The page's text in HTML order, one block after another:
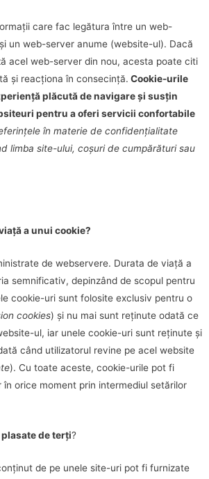
care fac legătura între un web-
un web-server anume (website-ul). Dacă
acel web-server din nou, acesta poate citi
și reacționa în consecință. Cookie-urile
plăcută de navigare și susțin
pentru a oferi servicii confortabile
în materie de confidențialitate
limba site-ului, coșuri de cumpărături sau
a unui cookie?
de webservere. Durata de viață a
semnificativ, depinzând de scopul pentru
cookie-uri sunt folosite exclusiv pentru o
cookies) și nu mai sunt reținute odată ce
ul, iar unele cookie-uri sunt reținute și
când utilizatorul revine pe acel website
). Cu toate aceste, cookie-urile pot fi
în orice moment prin intermediul setărilor
de terți?
de pe unele site-uri pot fi furnizate